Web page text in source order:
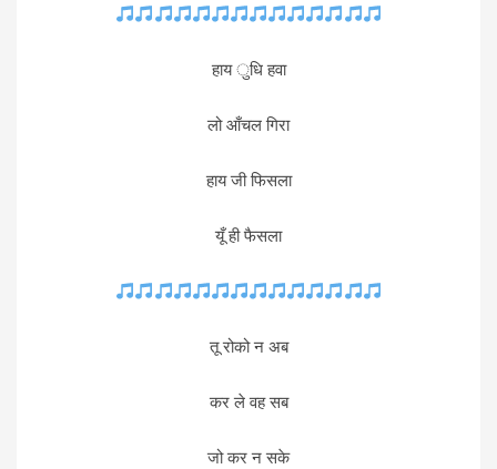
हाय ुधि हवा
लो आँचल गिरा
हाय जी फिसला
यूँ ही फैसला
तू रोको न अब
कर ले वह सब
जो कर न सके